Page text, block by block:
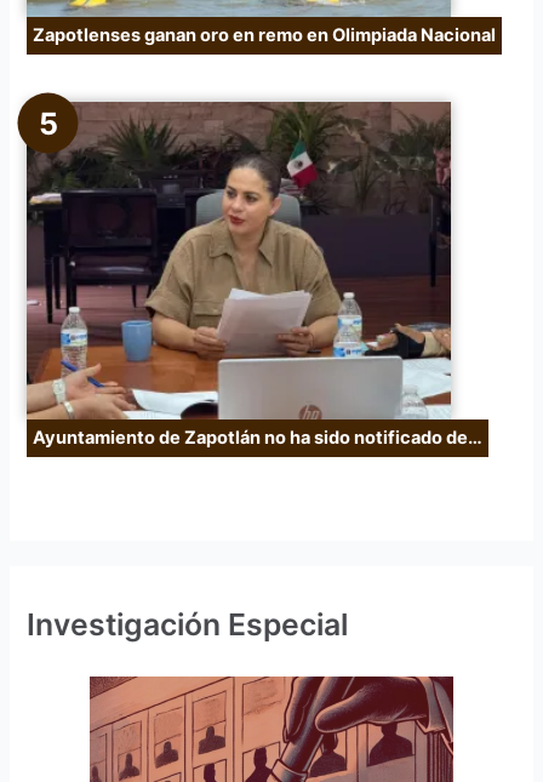
Zapotlenses ganan oro en remo en Olimpiada Nacional
Ayuntamiento de Zapotlán no ha sido notificado de…
Investigación Especial